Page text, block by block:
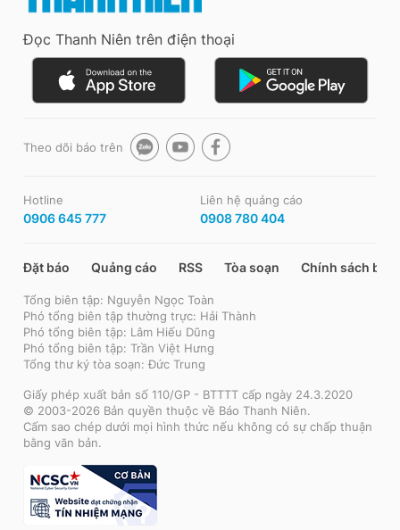
Đọc Thanh Niên trên điện thoại
Theo dõi báo trên
Hotline
0906 645 777
Liên hệ quảng cáo
0908 780 404
Đặt báo Quảng cáo RSS Tòa soạn Chính sách bảo
Tổng biên tập: Nguyễn Ngọc Toàn
Phó tổng biên tập thường trực: Hải Thành
Phó tổng biên tập: Lâm Hiếu Dũng
Phó tổng biên tập: Trần Việt Hưng
Tổng thư ký tòa soạn: Đức Trung
Giấy phép xuất bản số 110/GP - BTTTT cấp ngày 24.3.2020
© 2003-2026 Bản quyền thuộc về Báo Thanh Niên.
Cấm sao chép dưới mọi hình thức nếu không có sự chấp thuận
bằng văn bản.